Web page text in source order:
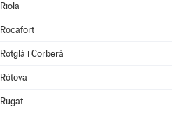
Riola
Rocafort
Rotglà i Corberà
Rótova
Rugat